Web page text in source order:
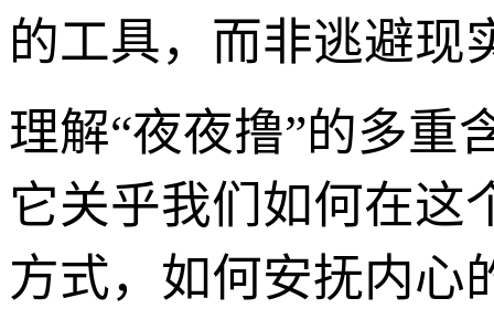
的工具，而非逃避现
理解“夜夜撸”的多重
它关乎我们如何在这
方式，如何安抚内心